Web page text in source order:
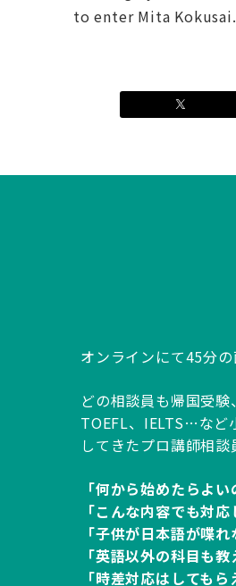
to enter Mita Kokusai.
オンラインにて45分
どの相談員も帰国受
TOEFL、IELTS…など
してきたプロ講師相談
「何から始めたらよ
「こんな内容でも対
「子供が日本語が喋
「英語以外の科目も
「時差対応はしてもら